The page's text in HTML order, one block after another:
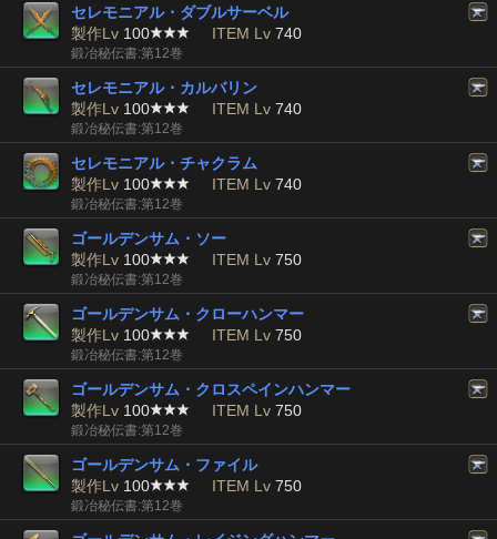
セレモニアル・ダブルサーベル
製作Lv 100 ITEM Lv 740
鍛冶秘伝書:第12巻
セレモニアル・カルバリン
製作Lv 100 ITEM Lv 740
鍛冶秘伝書:第12巻
セレモニアル・チャクラム
製作Lv 100 ITEM Lv 740
鍛冶秘伝書:第12巻
ゴールデンサム・ソー
製作Lv 100 ITEM Lv 750
鍛冶秘伝書:第12巻
ゴールデンサム・クローハンマー
製作Lv 100 ITEM Lv 750
鍛冶秘伝書:第12巻
ゴールデンサム・クロスペインハンマー
製作Lv 100 ITEM Lv 750
鍛冶秘伝書:第12巻
ゴールデンサム・ファイル
製作Lv 100 ITEM Lv 750
鍛冶秘伝書:第12巻